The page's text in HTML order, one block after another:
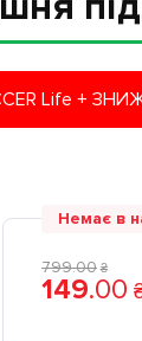
Life +
Немає в
799.00 ₴
149.00